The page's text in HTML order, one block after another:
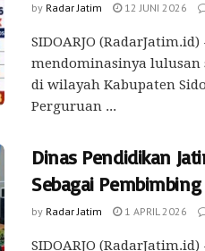
by Radar Jatim 12 JUNI 2026
SIDOARJO
mendominasinya lulusan
di wilayah Kabupaten
Perguruan ...
Dinas Pendidikan
Sebagai
by Radar Jatim 1 APRIL 2026
SIDOARJO